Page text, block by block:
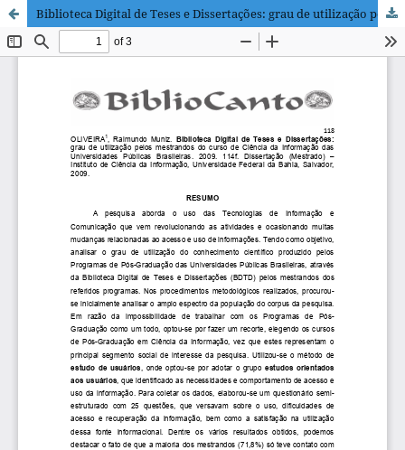
Biblioteca Digital de Teses e Dissertações: grau de utilização pelos mestrandos do curso de Ciência da Informação das Universidades Públicas Brasileiras